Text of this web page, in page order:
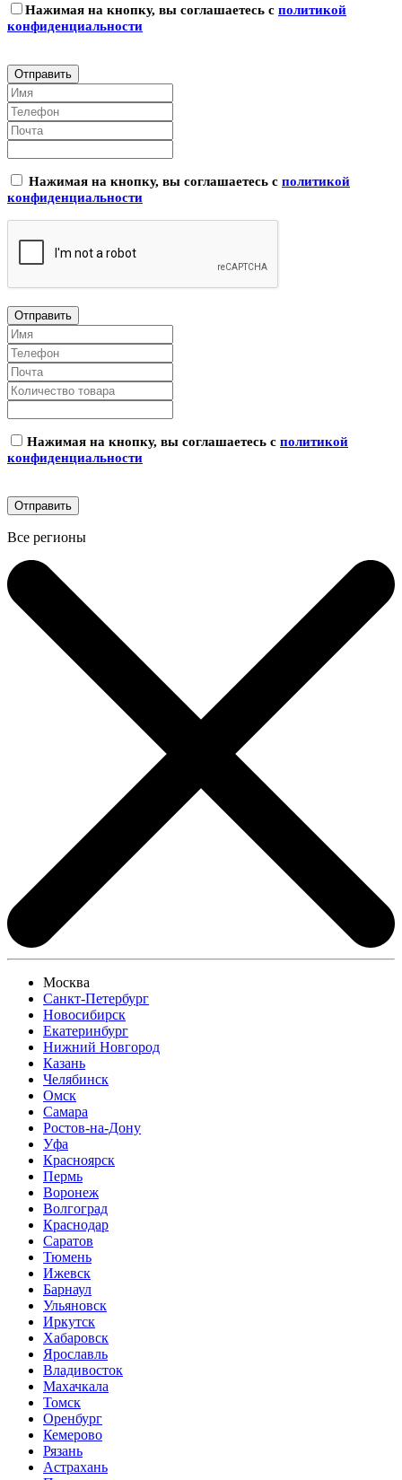
Нажимая на кнопку, вы соглашаетесь с политикой
конфиденциальности
Нажимая на кнопку, вы соглашаетесь с политикой
конфиденциальности
Нажимая на кнопку, вы соглашаетесь с политикой
конфиденциальности
Все регионы
Москва
Санкт-Петербург
Новосибирск
Екатеринбург
Нижний Новгород
Казань
Челябинск
Омск
Самара
Ростов-на-Дону
Уфа
Красноярск
Пермь
Воронеж
Волгоград
Краснодар
Саратов
Тюмень
Ижевск
Барнаул
Ульяновск
Иркутск
Хабаровск
Ярославль
Владивосток
Махачкала
Томск
Оренбург
Кемерово
Рязань
Астрахань